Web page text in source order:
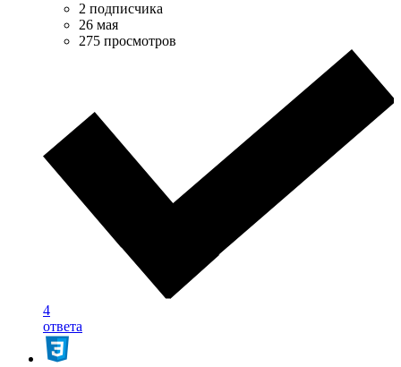
2 подписчика
26 мая
275 просмотров
4
ответа